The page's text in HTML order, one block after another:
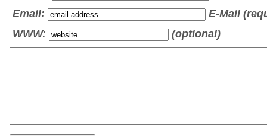
Email:
E-Mail
WWW:
(optional)